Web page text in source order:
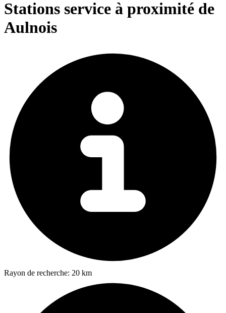
Stations service à proximité de
Aulnois
Rayon de recherche: 20 km